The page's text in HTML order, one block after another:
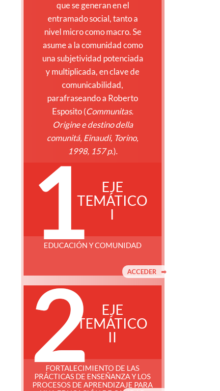
que se generan en el
entramado social, tanto a
nivel micro como macro. Se
asume a la comunidad como
una subjetividad potenciada
y multiplicada, en clave de
comunicabilidad,
parafraseando a Roberto
Esposito (Communitas.
Origine e destino della
comunitá, Einaudi, Torino,
1998, 157 p.).
EJE
TEMÁTICO
I
1
EDUCACIÓN Y COMUNIDAD
ACCEDER
EJE
TEMÁTICO
II
2
FORTALECIMIENTO DE LAS
PRÁCTICAS DE ENSEÑANZA Y LOS
PROCESOS DE APRENDIZAJE PARA